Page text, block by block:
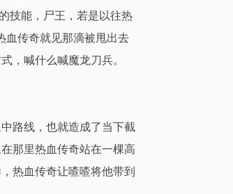
技能，尸王，若是以往热
血传奇就见那滴被甩出去
，喊什么喊魔龙刀兵。
路线，也就造成了当下截
那里热血传奇站在一棵高
热血传奇让喳喳将他带到